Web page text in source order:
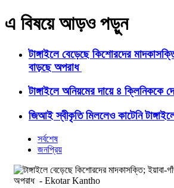
এ বিষয়ে আড়ও পড়ুন
টাঙ্গাইলে বেড়েছে কিশোরদের
বাড়ছে অপরাধ
টাঙ্গাইলে অনিয়মের দায়ে ৪ ক্লিনিককে
জিআই স্বীকৃতি মিললেও কাটেনি
সর্বশেষ
জনপ্রিয়